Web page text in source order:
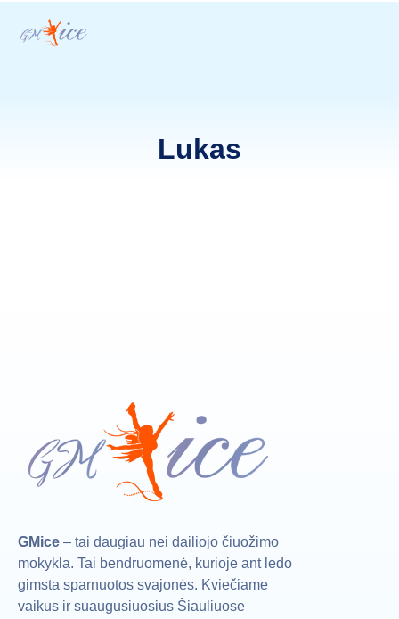
Lukas
GMice – tai daugiau nei dailiojo čiuožimo
mokykla. Tai bendruomenė, kurioje ant ledo
gimsta sparnuotos svajonės. Kviečiame
vaikus ir suaugusiuosius Šiauliuose